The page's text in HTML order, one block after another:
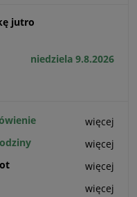
jutro
niedziela 9.8.2026
więcej
więcej
więcej
więcej